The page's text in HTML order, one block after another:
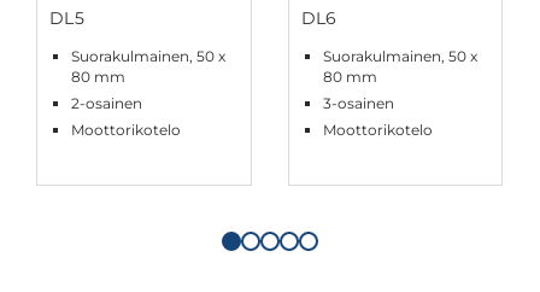
DL5
Suorakulmainen, 50 x
80 mm
2-osainen
Moottorikotelo
DL6
Suorakulmainen, 50 x
80 mm
3-osainen
Moottorikotelo